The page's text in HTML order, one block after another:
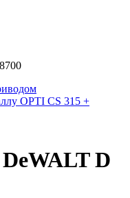
OPTI CS 315 +
D